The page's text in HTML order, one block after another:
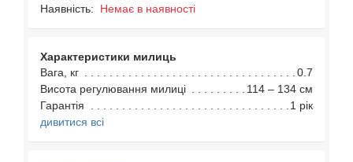
Наявність: Немає в наявності
Характеристики милиць
Вага, кг
0.7
Висота регулювання милиці
114 – 134 см
Гарантія
1 рік
дивитися всі